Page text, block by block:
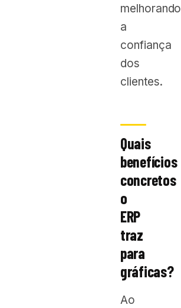
melhorando
a
confiança
dos
clientes.
Quais
benefícios
concretos
o
ERP
traz
para
gráficas?
Ao